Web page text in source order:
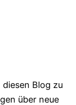
Blog zu
über neue